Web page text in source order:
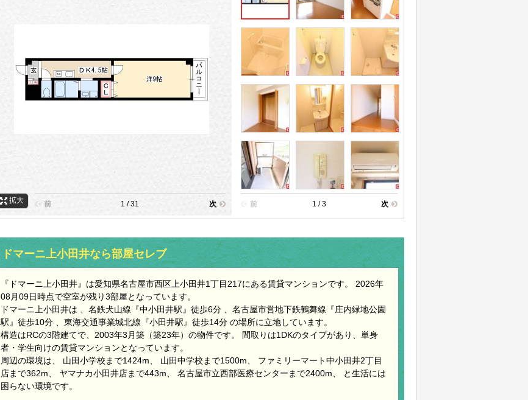
拡大 前 1 / 31 次 前 1 / 3 次
ドマーニ上小田井なら部屋セレブ
『ドマーニ上小田井』は愛知県名古屋市西区上小田井1丁目217にある賃貸マンションです。 2026年
08月09日時点で空室が残り3部屋となっています。
ドマーニ上小田井は 、名鉄犬山線『中小田井駅』徒歩6分 、名古屋市営地下鉄鶴舞線『庄内緑地公園
駅』徒歩10分 、東海交通事業城北線『小田井駅』徒歩14分 の場所に立地しています。
構造はRCの3階建てで、2003年3月築（築23年）の物件です。 間取りは1DKのタイプがあり、単身
者・学生向けの賃貸マンションとなっています。
周辺の環境は、 山田小学校まで1424m、 山田中学校まで1500m、 ファミリーマート中小田井2丁目
店まで362m、 ヤマナカ小田井店まで443m、 名古屋市立西部医療センターまで2400m、 と生活には
困らない環境です。